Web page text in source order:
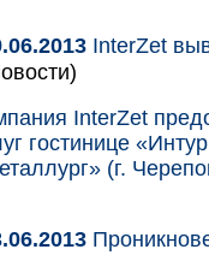
InterZet
InterZet
гостинице
(г.